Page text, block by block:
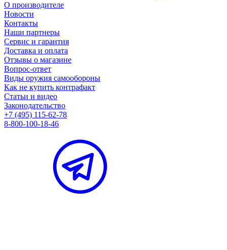
О производителе
Новости
Контакты
Наши партнеры
Сервис и гарантия
Доставка и оплата
Отзывы о магазине
Вопрос-ответ
Виды оружия самообороны
Как не купить контрафакт
Статьи и видео
Законодательство
+7 (495) 115-62-78
8-800-100-18-46